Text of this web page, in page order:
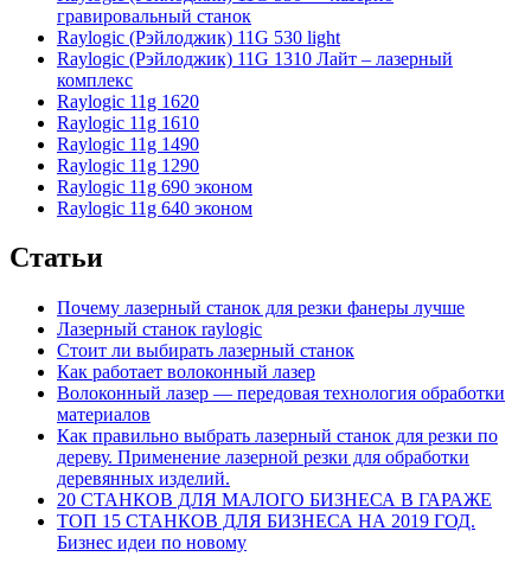
гравировальный станок
Raylogic (Рэйлоджик) 11G 530 light
Raylogic (Рэйлоджик) 11G 1310 Лайт – лазерный
комплекс
Raylogic 11g 1620
Raylogic 11g 1610
Raylogic 11g 1490
Raylogic 11g 1290
Raylogic 11g 690 эконом
Raylogic 11g 640 эконом
Статьи
Почему лазерный станок для резки фанеры лучше
Лазерный станок raylogic
Стоит ли выбирать лазерный станок
Как работает волоконный лазер
Волоконный лазер — передовая технология обработки
материалов
Как правильно выбрать лазерный станок для резки по
дереву. Применение лазерной резки для обработки
деревянных изделий.
20 СТАНКОВ ДЛЯ МАЛОГО БИЗНЕСА В ГАРАЖЕ
ТОП 15 СТАНКОВ ДЛЯ БИЗНЕСА НА 2019 ГОД.
Бизнес идеи по новому